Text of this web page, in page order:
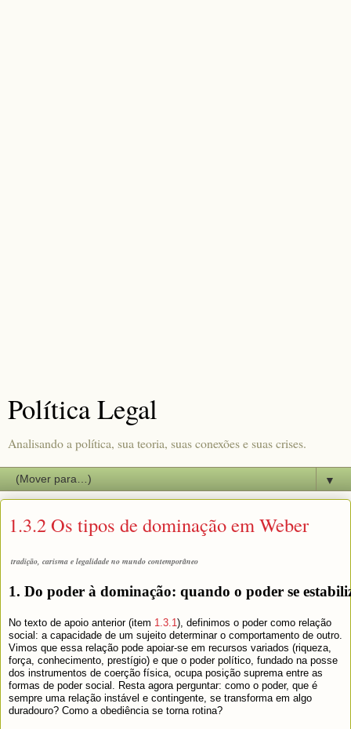
Política Legal
Analisando a política, sua teoria, suas conexões e suas crises.
▼
1.3.2 Os tipos de dominação em Weber
tradição, carisma e legalidade no mundo contemporâneo
1. Do poder à dominação: quando o poder se
No texto de apoio anterior (item 1.3.1), definimos o poder como relação
social: a capacidade de um sujeito determinar o comportamento de outro.
Vimos que essa relação pode apoiar-se em recursos variados (riqueza,
força, conhecimento, prestígio) e que o poder político, fundado na posse
dos instrumentos de coerção física, ocupa posição suprema entre as
formas de poder social. Resta agora perguntar: como o poder, que é
sempre uma relação instável e contingente, se transforma em algo
duradouro? Como a obediência se torna rotina?